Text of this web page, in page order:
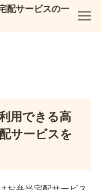
配サービスの一
用できる高
サービスを